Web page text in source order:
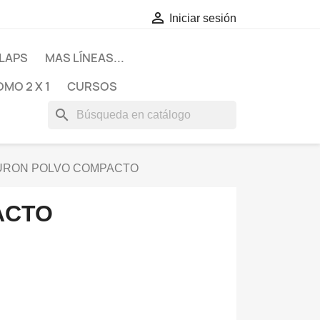
 Iniciar sesión
MAS LÍNEAS...
2 X 1 CURSOS
search
POLVO COMPACTO